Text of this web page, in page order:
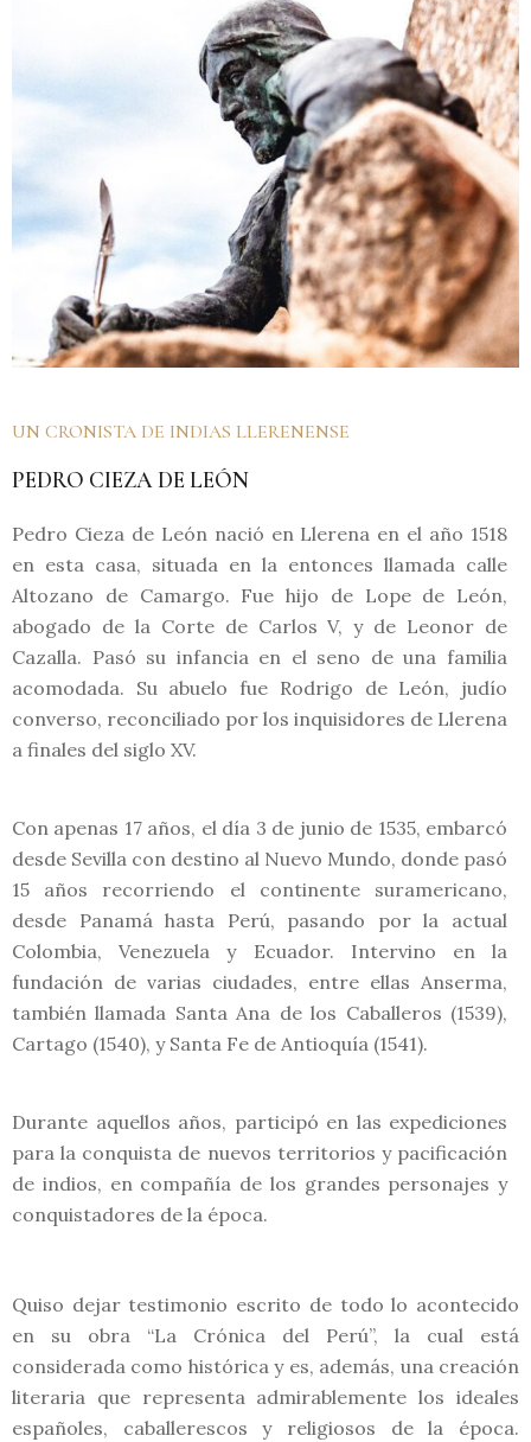
UN CRONISTA DE INDIAS LLERENENSE
PEDRO CIEZA DE LEÓN
Pedro Cieza de León nació en Llerena en el año 1518
en esta casa, situada en la entonces llamada calle
Altozano de Camargo. Fue hijo de Lope de León,
abogado de la Corte de Carlos V, y de Leonor de
Cazalla. Pasó su infancia en el seno de una familia
acomodada. Su abuelo fue Rodrigo de León, judío
converso, reconciliado por los inquisidores de Llerena
a finales del siglo XV.
Con apenas 17 años, el día 3 de junio de 1535, embarcó
desde Sevilla con destino al Nuevo Mundo, donde pasó
15 años recorriendo el continente suramericano,
desde Panamá hasta Perú, pasando por la actual
Colombia, Venezuela y Ecuador. Intervino en la
fundación de varias ciudades, entre ellas Anserma,
también llamada Santa Ana de los Caballeros (1539),
Cartago (1540), y Santa Fe de Antioquía (1541).
Durante aquellos años, participó en las expediciones
para la conquista de nuevos territorios y pacificación
de indios, en compañía de los grandes personajes y
conquistadores de la época.
Quiso dejar testimonio escrito de todo lo acontecido
en su obra “La Crónica del Perú”, la cual está
considerada como histórica y es, además, una creación
literaria que representa admirablemente los ideales
españoles, caballerescos y religiosos de la época.